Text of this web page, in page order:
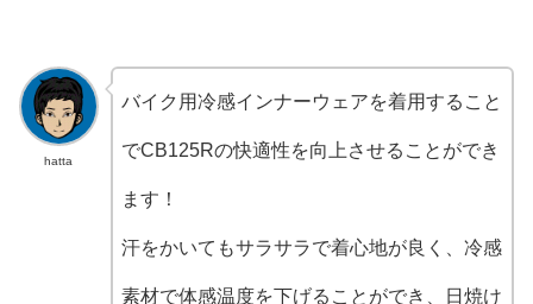
hatta
バイク用冷感インナーウェアを着用すること
でCB125Rの快適性を向上させることができ
ます！
汗をかいてもサラサラで着心地が良く、冷感
素材で体感温度を下げることができ、日焼け